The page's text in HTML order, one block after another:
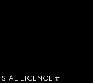
LICENCE #